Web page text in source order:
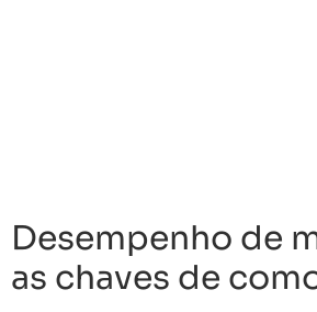
Desempenho de
as chaves de